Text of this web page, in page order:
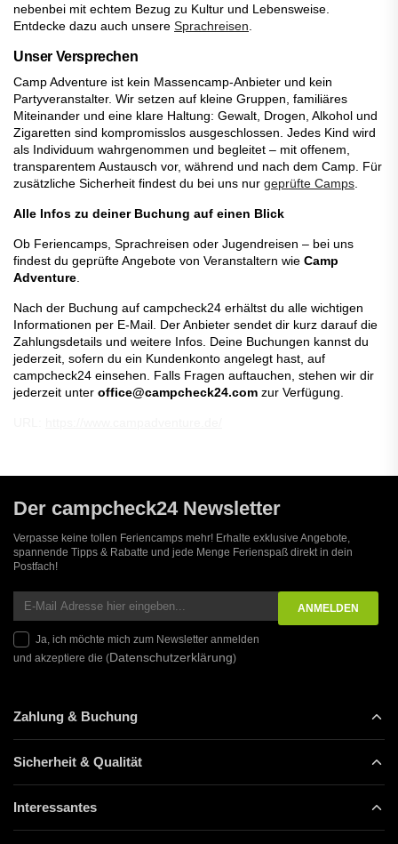
nebenbei mit echtem Bezug zu Kultur und Lebensweise.
Entdecke dazu auch unsere Sprachreisen
Unser Versprechen
Camp Adventure ist kein Massencamp-Anbieter und kein
Partyveranstalter. Wir setzen auf kleine Gruppen, familiäres
Miteinander und eine klare Haltung: Gewalt, Drogen, Alkohol und
Zigaretten sind kompromisslos ausgeschlossen. Jedes Kind wird
als Individuum wahrgenommen und begleitet – mit offenem,
transparentem Austausch vor, während und nach dem Camp. Für
zusätzliche Sicherheit findest du bei uns nur geprüfte Camps
Alle Infos zu deiner Buchung auf einen Blick
Ob Feriencamps, Sprachreisen oder Jugendreisen – bei uns
findest du geprüfte Angebote von Veranstaltern wie Camp
Adventure
Nach der Buchung auf campcheck24 erhältst du alle wichtigen
Informationen per E-Mail. Der Anbieter sendet dir kurz darauf die
Zahlungsdetails und weitere Infos. Deine Buchungen kannst du
jederzeit, sofern du ein Kundenkonto angelegt hast, auf
campcheck24 einsehen. Falls Fragen auftauchen, stehen wir dir
jederzeit unter office@campcheck24.com zur Verfügung.
Der campcheck24 Newsletter
Verpasse keine tollen Feriencamps mehr! Erhalte exklusive Angebote,
spannende Tipps & Rabatte und jede Menge Ferienspaß direkt in dein
Postfach!
Ja, ich möchte mich zum Newsletter anmelden
und akzeptiere die (Datenschutzerklärung)
Zahlung & Buchung
Sicherheit & Qualität
Interessantes